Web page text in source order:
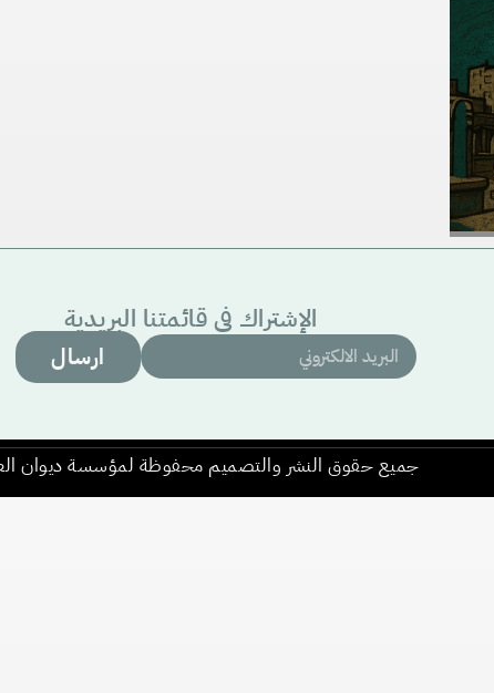
الإشتراك في قائمتنا البريدية
ارسال
جميع حقوق النشر والتصميم محفوظة لمؤسسة ديوان